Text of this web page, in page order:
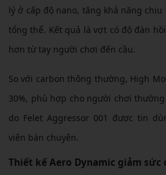
lý ở cấp độ nano, tăng khả năng
tổng thể. Kết quả là vợt có độ đàn
hơn từ tay người chơi đến cầu.
So với carbon thông thường, High
30%, phù hợp cho người chơi
do Felet Aggressor 001 được tin
viên bán chuyên.
Thiết kế Aero Dynamic giảm sức